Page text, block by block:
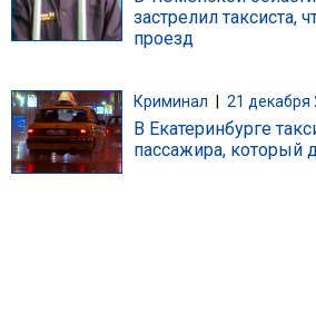
застрелил таксиста,
проезд
Криминал 21 декабря
В Екатеринбурге
пассажира, который